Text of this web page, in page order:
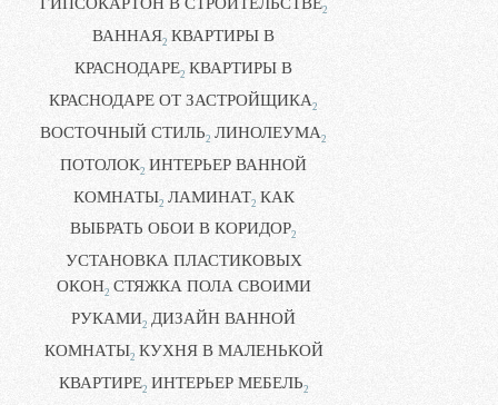
2
ВАННАЯ2 КВАРТИРЫ В
КРАСНОДАРЕ2 КВАРТИРЫ В
КРАСНОДАРЕ ОТ ЗАСТРОЙЩИКА2
ВОСТОЧНЫЙ СТИЛЬ2 ЛИНОЛЕУМА2
ПОТОЛОК2 ИНТЕРЬЕР ВАННОЙ
КОМНАТЫ2 ЛАМИНАТ2 КАК
ВЫБРАТЬ ОБОИ В КОРИДОР2
УСТАНОВКА ПЛАСТИКОВЫХ
ОКОН2 СТЯЖКА ПОЛА СВОИМИ
РУКАМИ2 ДИЗАЙН ВАННОЙ
КОМНАТЫ2 КУХНЯ В МАЛЕНЬКОЙ
КВАРТИРЕ2 ИНТЕРЬЕР МЕБЕЛЬ2